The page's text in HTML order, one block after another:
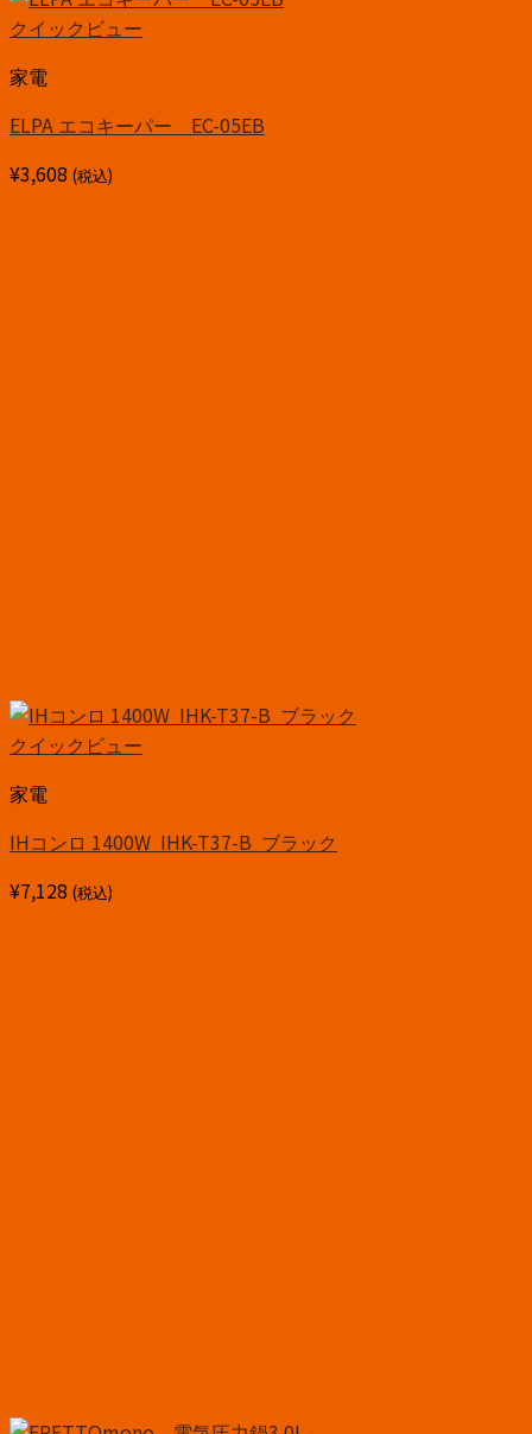
クイックビュー
家電
ELPA エコキーパー EC-05EB
¥3,608 (税込)
クイックビュー
家電
IHコンロ 1400W IHK-T37-B ブラック
¥7,128 (税込)